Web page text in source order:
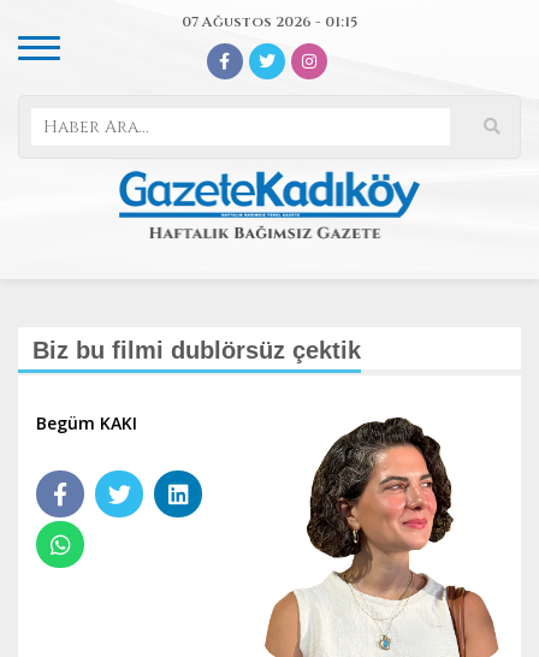
07 Ağustos 2026 - 01:15
Biz bu filmi dublörsüz çektik
Begüm KAKI